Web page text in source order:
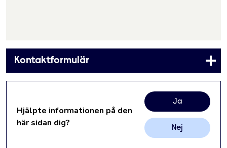
Kontaktformulär
Hjälpte informationen på den
här sidan dig?
Ja
Nej